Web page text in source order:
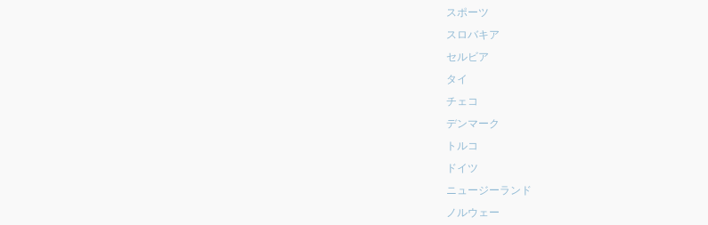
スポーツ
スロバキア
セルビア
タイ
チェコ
デンマーク
トルコ
ドイツ
ニュージーランド
ノルウェー